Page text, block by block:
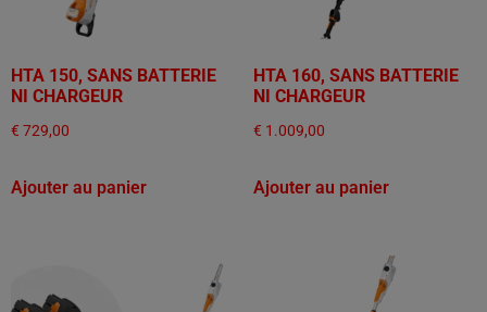
HTA 150, SANS BATTERIE
NI CHARGEUR
€ 729,00
Ajouter au panier
HTA 160, SANS BATTERIE
NI CHARGEUR
€ 1.009,00
Ajouter au panier